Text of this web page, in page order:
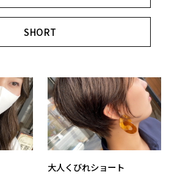
SHORT
大人くびれショート